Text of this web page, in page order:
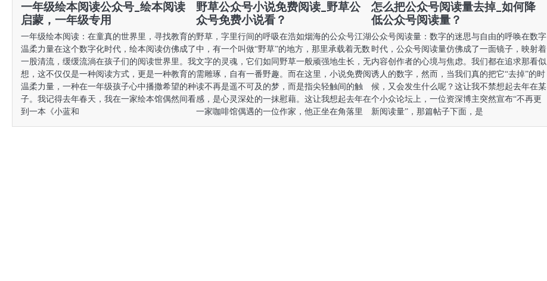
一年级绘本阅读公众号_绘本阅读
启蒙，一年级专用
一年级绘本阅读：在童真的世界里，寻找教育的
温柔力量在这个数字化时代，绘本阅读仿佛成了
一股清流，缓缓流淌在孩子们的阅读世界里。我
想，这不仅仅是一种阅读方式，更是一种教育的
温柔力量，一种在一年级孩子心中播撒希望的种
子。我记得去年春天，我在一家绘本馆偶然间看
到一本《小蓝和
野草公众号小说免费阅读_野草公
众号免费小说看？
野草，字里行间的呼吸在浩如烟海的公众号江湖
中，有一个叫做“野草”的地方，那里承载着无数
文字的灵魂，它们如同野草一般顽强地生长，无
需雕琢，自有一番野趣。而在这里，小说免费阅
读不再是遥不可及的梦，而是指尖轻触间的触
感，是心灵深处的一抹慰藉。这让我想起去年在
一家咖啡馆偶遇的一位作家，他正坐在角落里
怎么把公众号阅读量去掉_如何降
低公众号阅读量？
公众号阅读量：数字的迷思与自由的呼唤在数字
时代，公众号阅读量仿佛成了一面镜子，映射着
内容创作者的心境与焦虑。我们都在追求那看似
诱人的数字，然而，当我们真的把它“去掉”的时
候，又会发生什么呢？这让我不禁想起去年在某
个小众论坛上，一位资深博主突然宣布“不再更
新阅读量”，那篇帖子下面，是